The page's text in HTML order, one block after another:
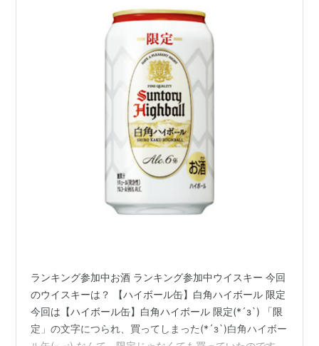
ランキング参加中お酒 ランキング参加中ウイスキー 今回
のウイスキーは？ 【ハイボール缶】白角ハイボール 限定
今回は【ハイボール缶】白角ハイボール 限定(*´з`) 「限
定」の文字につられ、買ってしまった(*´з`)白角ハイボー